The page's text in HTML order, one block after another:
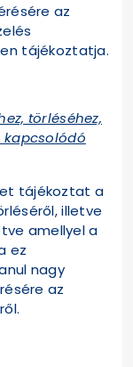
az
tájékoztatja.
törléséhez,
kapcsolódó
tájékoztat a
illetve
amellyel a
ez
nagy
az